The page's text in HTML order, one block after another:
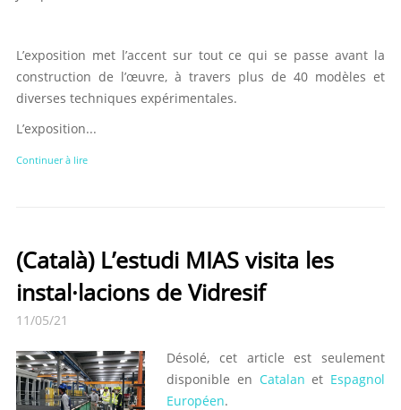
L’exposition met l’accent sur tout ce qui se passe avant la
construction de l’œuvre, à travers plus de 40 modèles et
diverses techniques expérimentales.
L’exposition...
Continuer à lire
(Català) L’estudi MIAS visita les
instal·lacions de Vidresif
11/05/21
Désolé, cet article est seulement
disponible en Catalan et Espagnol
Européen.